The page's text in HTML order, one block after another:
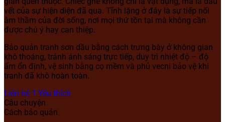
vết của sự hiện diện đã qua. Tĩnh lặng ở đây là sự tiếp nối
âm thầm của đời sống, nơi mọi thứ tồn tại mà không cần
được chú ý hay can thiệp.
Bảo quản tranh sơn dầu bằng cách trưng bày ở không gian
khô thoáng, tránh ánh sáng trực tiếp, duy trì nhiệt độ – độ
ẩm ổn định, vệ sinh bằng cọ mềm và phủ vecni bảo vệ khi
tranh đã khô hoàn toàn.
Liên hệ 1 Yêu thích
Câu chuyện
Cách bảo quản